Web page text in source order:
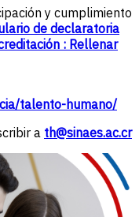
y cumplimiento
de declaratoria
: Rellenar
talento-humano/
a th@sinaes.ac.cr